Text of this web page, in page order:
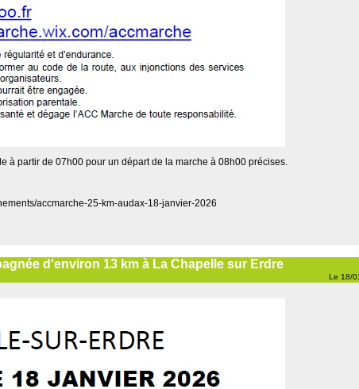
à partir de 07h00 pour un départ de la marche à 08h00 précises.
accmarche-25-km-audax-18-janvier-2026
d'environ 13 km à La Chapelle sur Erdre
Le 18/